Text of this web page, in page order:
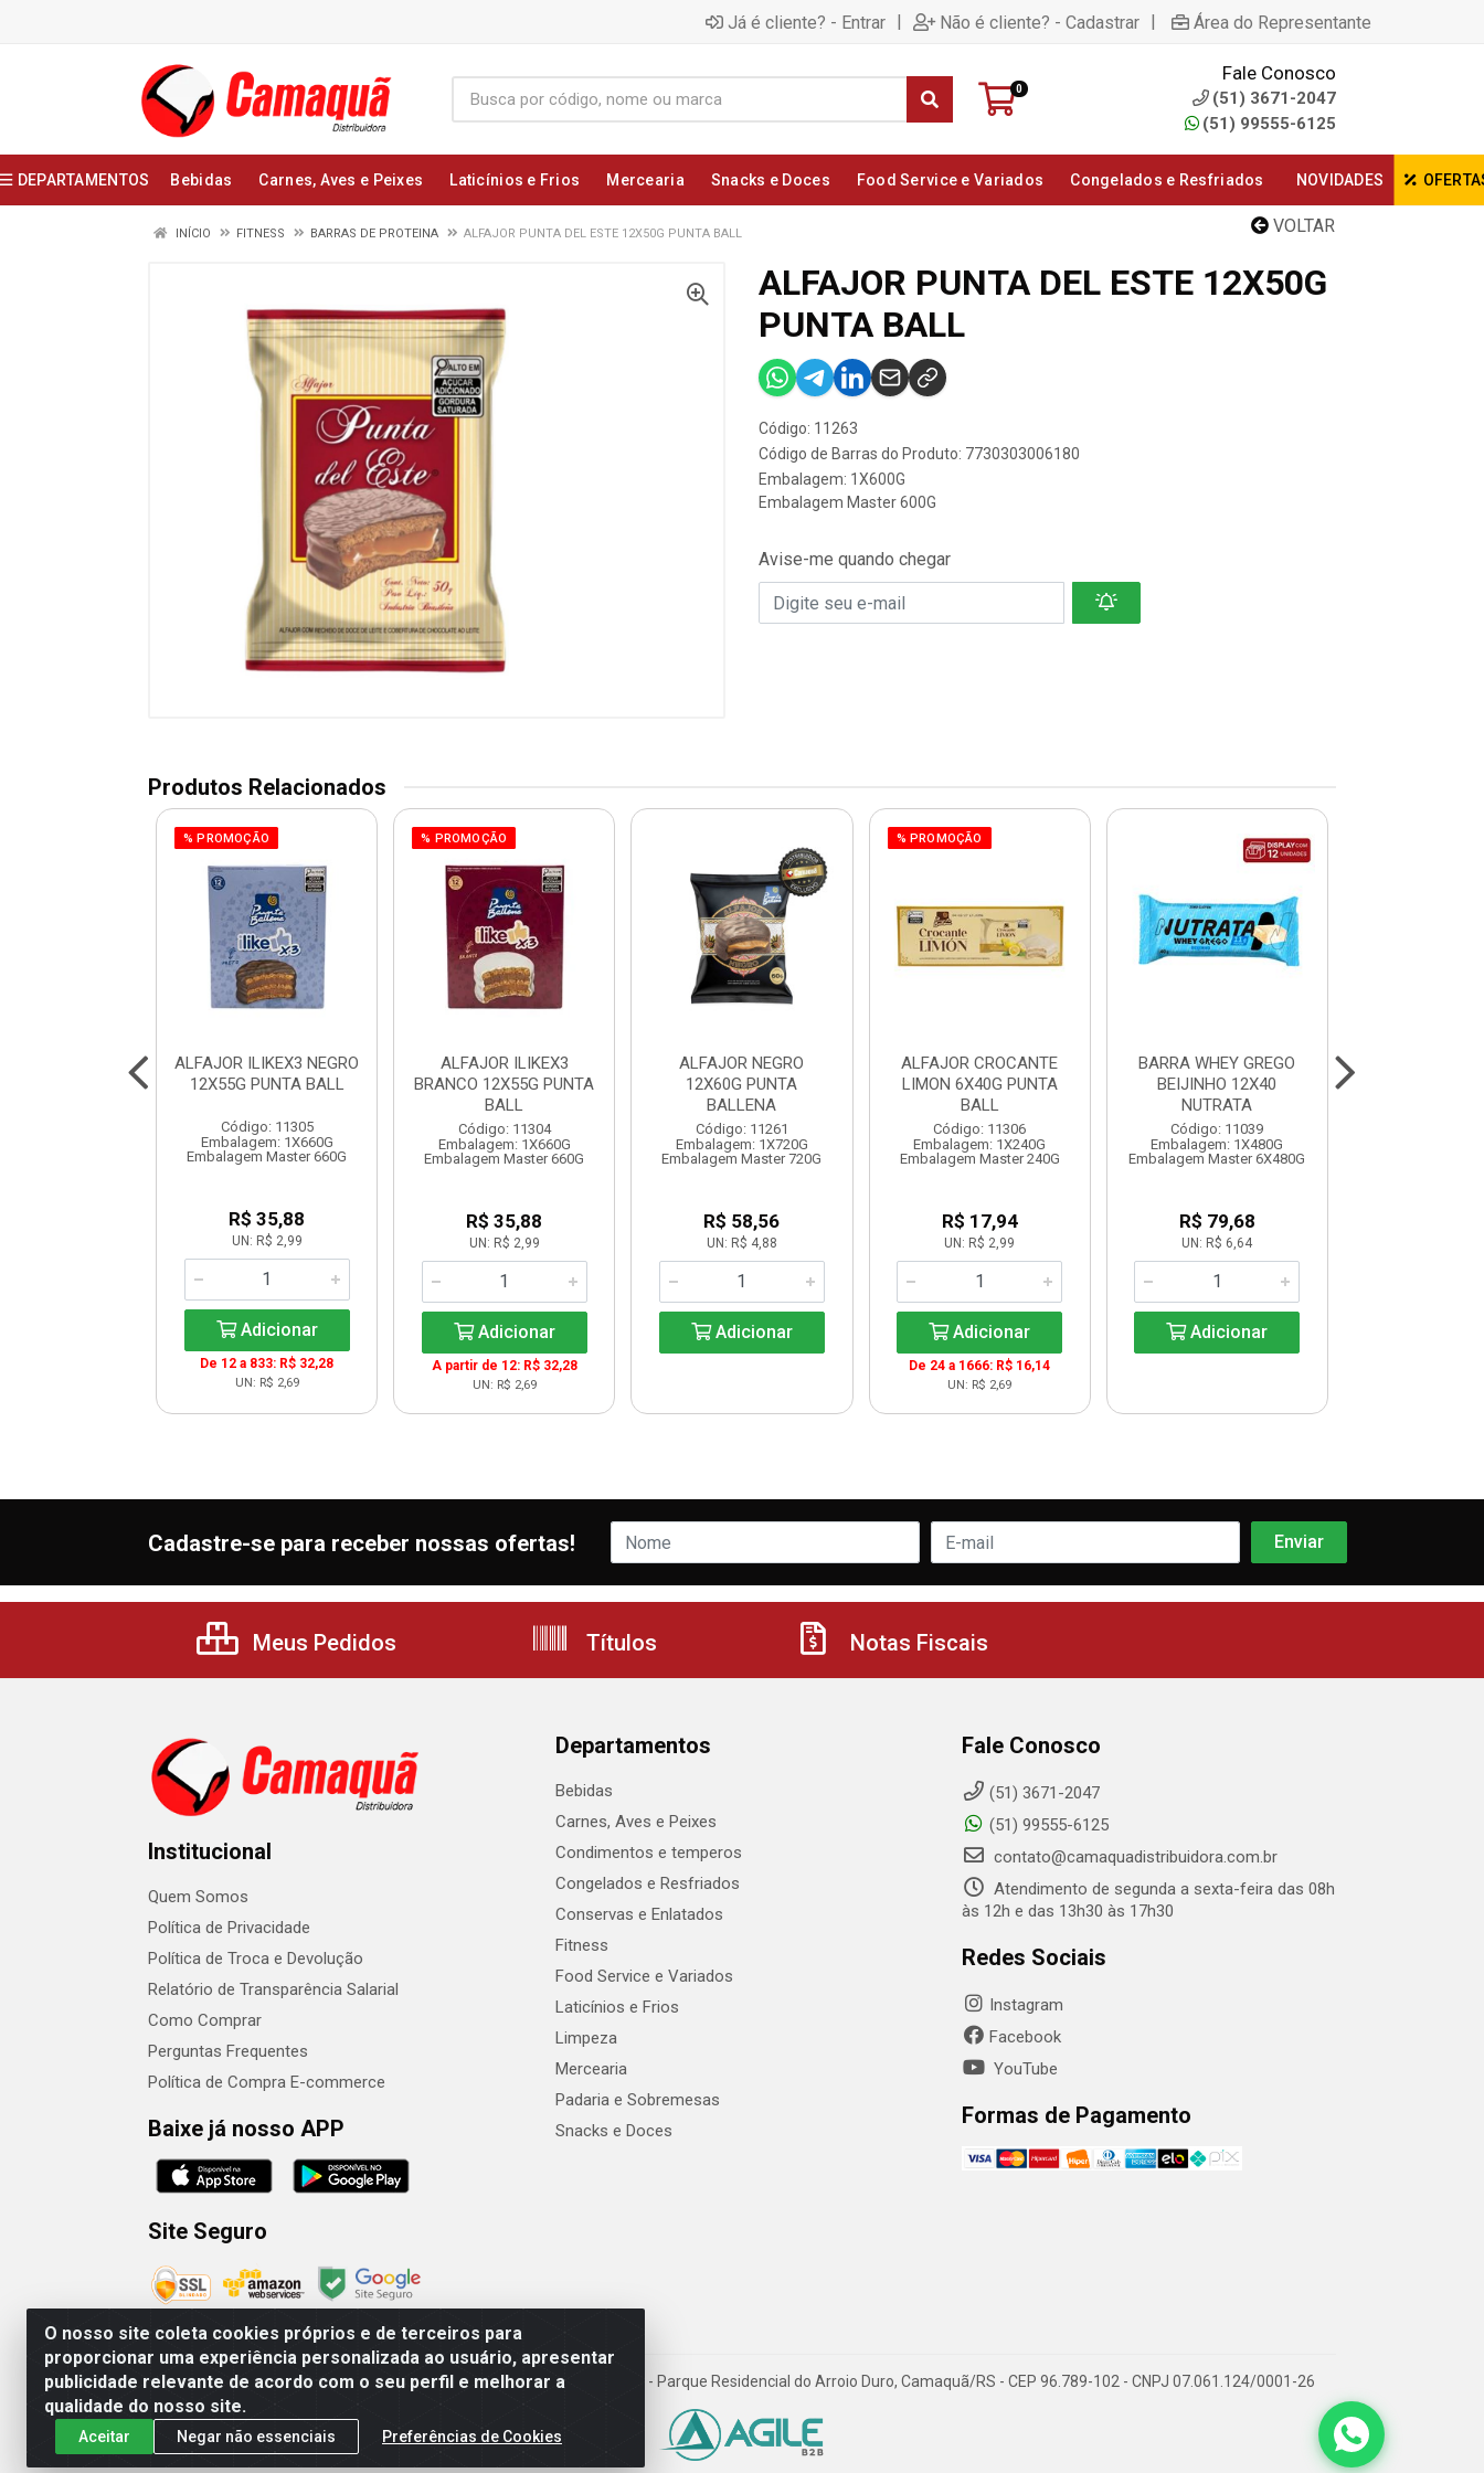
Já é cliente? - Entrar | Não é cliente? - Cadastrar | Área do Representante
0
Fale Conosco
(51) 3671-2047
(51) 99555-6125
DEPARTAMENTOS Bebidas Carnes, Aves e Peixes Laticínios e Frios Mercearia Snacks e Doces Food Service e Variados Congelados e Resfriados NOVIDADES
VOLTAR
INÍCIO FITNESS BARRAS DE PROTEINA ALFAJOR PUNTA DEL ESTE 12X50G PUNTA BALL
ALFAJOR PUNTA DEL ESTE 12X50G
PUNTA BALL
Código: 11263
Código de Barras do Produto: 7730303006180
Embalagem: 1X600G
Embalagem Master 600G
Avise-me quando chegar
Produtos Relacionados
% PROMOÇÃO
ALFAJOR ILIKEX3 NEGRO
12X55G PUNTA BALL
Código: 11305
Embalagem: 1X660G
Embalagem Master 660G
R$ 35,88
UN: R$ 2,99
Adicionar
De 12 a 833: R$ 32,28
UN: R$ 2,69
% PROMOÇÃO
ALFAJOR ILIKEX3
BRANCO 12X55G PUNTA
BALL
Código: 11304
Embalagem: 1X660G
Embalagem Master 660G
R$ 35,88
UN: R$ 2,99
Adicionar
A partir de 12: R$ 32,28
UN: R$ 2,69
ALFAJOR NEGRO
12X60G PUNTA
BALLENA
Código: 11261
Embalagem: 1X720G
Embalagem Master 720G
R$ 58,56
UN: R$ 4,88
Adicionar
% PROMOÇÃO
ALFAJOR CROCANTE
LIMON 6X40G PUNTA
BALL
Código: 11306
Embalagem: 1X240G
Embalagem Master 240G
R$ 17,94
UN: R$ 2,99
Adicionar
De 24 a 1666: R$ 16,14
UN: R$ 2,69
BARRA WHEY GREGO
BEIJINHO 12X40
NUTRATA
Código: 11039
Embalagem: 1X480G
Embalagem Master 6X480G
R$ 79,68
UN: R$ 6,64
Adicionar
O nosso site coleta cookies próprios e de terceiros para
proporcionar uma experiência personalizada ao usuário, apresentar
publicidade relevante de acordo com o seu perfil e melhorar a
qualidade do nosso site.
Aceitar Negar não essenciais Preferências de Cookies
Cadastre-se para receber nossas ofertas!
Meus Pedidos Títulos Notas Fiscais
Institucional
Quem Somos
Política de Privacidade
Política de Troca e Devolução
Relatório de Transparência Salarial
Como Comprar
Perguntas Frequentes
Política de Compra E-commerce
Baixe já nosso APP
Site Seguro
Departamentos
Bebidas
Carnes, Aves e Peixes
Condimentos e temperos
Congelados e Resfriados
Conservas e Enlatados
Fitness
Food Service e Variados
Laticínios e Frios
Limpeza
Mercearia
Padaria e Sobremesas
Snacks e Doces
Fale Conosco
(51) 3671-2047
(51) 99555-6125
contato@camaquadistribuidora.com.br
Atendimento de segunda a sexta-feira das 08h
às 12h e das 13h30 às 17h30
Redes Sociais
Instagram
Facebook
YouTube
Formas de Pagamento
Camaquã Distribuidora Ltda - Avenida Conego Luiz W Hanquet, 1001 - Parque Residencial do Arroio Duro, Camaquã/RS - CEP 96.789-102 - CNPJ 07.061.124/0001-26